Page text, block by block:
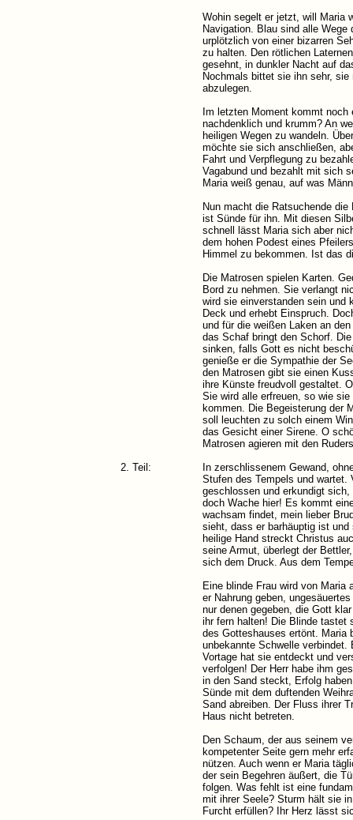
Wohin segelt er jetzt, will Maria
Navigation. Blau sind alle
urplötzlich von einer bizarren
zu halten. Den rötlichen
gesehnt, in dunkler Nacht auf
Nochmals bittet sie ihn sehr,
abzulegen.
Im letzten Moment kommt
nachdenklich und krumm? An
heiligen Wegen zu wandeln.
möchte sie sich anschließen,
Fahrt und Verpflegung zu
Vagabund und bezahlt mit sich
Maria weiß genau, auf was
Nun macht die Ratsuchende
ist Sünde für ihn. Mit diesen
schnell lässt Maria sich aber
dem hohen Podest eines
Himmel zu bekommen. Ist das
Die Matrosen spielen Karten.
Bord zu nehmen. Sie verlangt
wird sie einverstanden sein und
Deck und erhebt Einspruch.
und für die weißen Laken an
das Schaf bringt den Schorf.
sinken, falls Gott es nicht
genieße er die Sympathie der
den Matrosen gibt sie einen
ihre Künste freudvoll gestaltet.
Sie wird alle erfreuen, so wie
kommen. Die Begeisterung der
soll leuchten zu solch einem
das Gesicht einer Sirene. O
Matrosen agieren mit den
2. Teil:
In zerschlissenem Gewand,
Stufen des Tempels und
geschlossen und erkundigt
doch Wache hier! Es kommt
wachsam findet, mein lieber
sieht, dass er barhäuptig ist
heilige Hand streckt Christus
seine Armut, überlegt der
sich dem Druck. Aus dem
Eine blinde Frau wird von Maria
er Nahrung geben,
nur denen gegeben, die Gott
ihr fern halten! Die Blinde tastet
des Gotteshauses ertönt. Maria
unbekannte Schwelle
Vortage hat sie entdeckt und
verfolgen! Der Herr habe ihm
in den Sand steckt, Erfolg
Sünde mit dem duftenden
Sand abreiben. Der Fluss ihrer
Haus nicht betreten.
Den Schaum, der aus seinem
kompetenter Seite gern mehr
nützen. Auch wenn er Maria
der sein Begehren äußert, die
folgen. Was fehlt ist eine
mit ihrer Seele? Sturm hält sie
Furcht erfüllen? Ihr Herz lässt